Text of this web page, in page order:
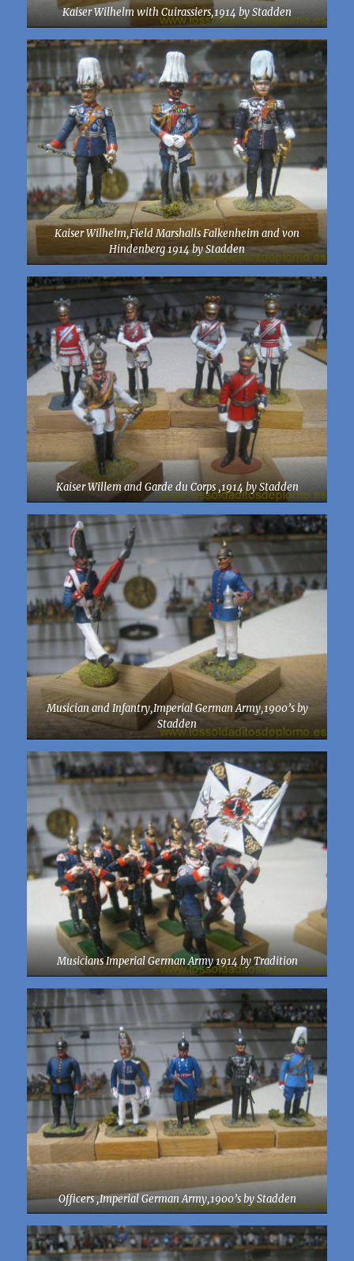
Kaiser Wilhelm with Cuirassiers,1914 by Stadden
Kaiser Wilhelm,Field Marshalls Falkenheim and von
Hindenberg 1914 by Stadden
Kaiser Willem and Garde du Corps ,1914 by Stadden
Musician and Infantry,Imperial German Army,1900’s by
Stadden
Musicians Imperial German Army 1914 by Tradition
Officers ,Imperial German Army,1900’s by Stadden